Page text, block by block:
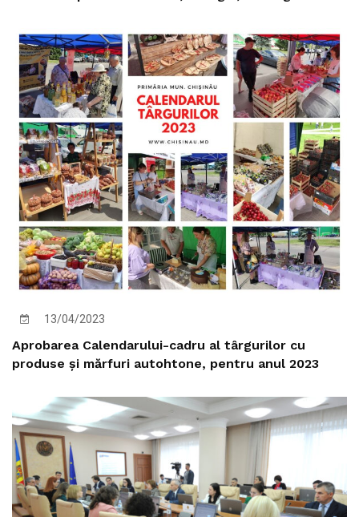
13/04/2023
Aprobarea Calendarului-cadru al târgurilor cu
produse și mărfuri autohtone, pentru anul 2023